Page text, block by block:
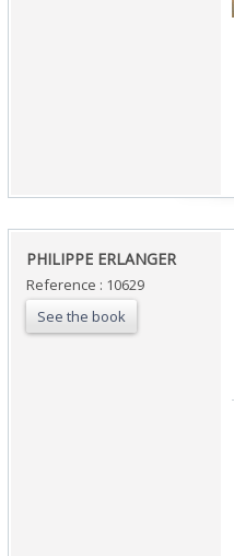
‎PHILIPPE ERLANGER‎
Reference : 10629
See the book